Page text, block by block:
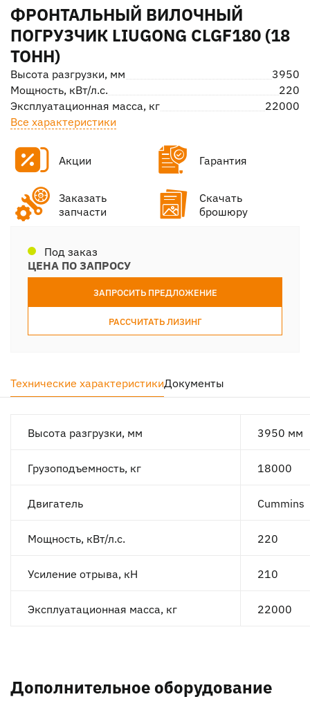
ФРОНТАЛЬНЫЙ ВИЛОЧНЫЙ
ПОГРУЗЧИК LIUGONG CLGF180 (18
ТОНН)
Высота разгрузки, мм
3950
Мощность, кВт/л.с.
220
Эксплуатационная масса, кг
22000
Все характеристики
Акции Гарантия
Заказать
запчасти
Скачать
брошюру
Под заказ
ЦЕНА ПО ЗАПРОСУ
ЗАПРОСИТЬ ПРЕДЛОЖЕНИЕ
РАССЧИТАТЬ ЛИЗИНГ
Технические характеристикиДокументы
Высота разгрузки, мм 3950 мм
Грузоподъемность, кг 18000
Двигатель Cummins
Мощность, кВт/л.с. 220
Усиление отрыва, кН 210
Эксплуатационная масса, кг 22000
Дополнительное оборудование